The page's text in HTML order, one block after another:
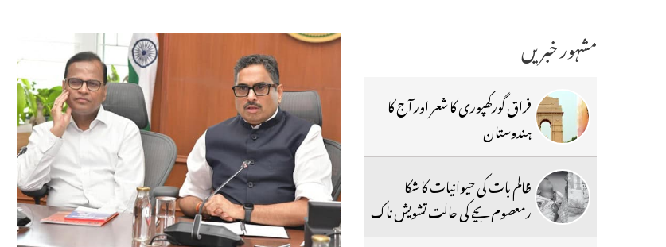
مشہور خبریں
فراق گورکھپوری کا شعر اور آج کا
ہندوستان
ظالم بات کی حیوانیات کا شکا
رمعصوم بچے کی حالت تشویش ناک